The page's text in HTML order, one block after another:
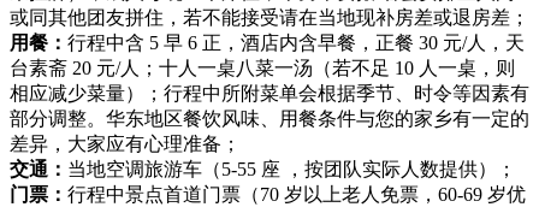
或同其他团友拼住，若不能接受请在当地现补房差或退房差；
用餐： 行程中含 5 早 6 正，酒店内含早餐，正餐 30 元/人，天
台素斋 20 元/人；十人一桌八菜一汤（若不足 10 人一桌，则
相应减少菜量）；行程中所附菜单会根据季节、时令等因素有
部分调整。华东地区餐饮风味、用餐条件与您的家乡有一定的
差异，大家应有心理准备；
交通： 当地空调旅游车（5-55 座 ，按团队实际人数提供）；
门票： 行程中景点首道门票（70 岁以上老人免票，60-69 岁优